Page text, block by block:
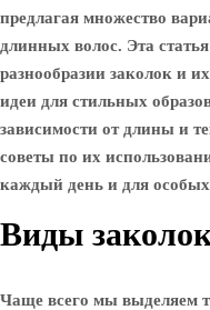
предлагая множество
длинных волос. Эта
разнообразии заколок и
идеи для стильных
зависимости от длины и
советы по их
каждый день и для особых
Виды
Чаще всего мы выделяем